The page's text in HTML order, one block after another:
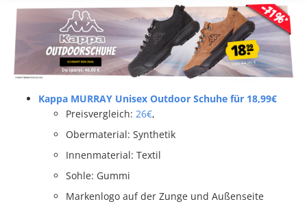
Kappa MURRAY Unisex Outdoor Schuhe für 18,99€
Preisvergleich: 26€,
Obermaterial: Synthetik
Innenmaterial: Textil
Sohle: Gummi
Markenlogo auf der Zunge und Außenseite